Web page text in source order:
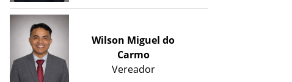
Wilson Miguel do
Carmo
Vereador